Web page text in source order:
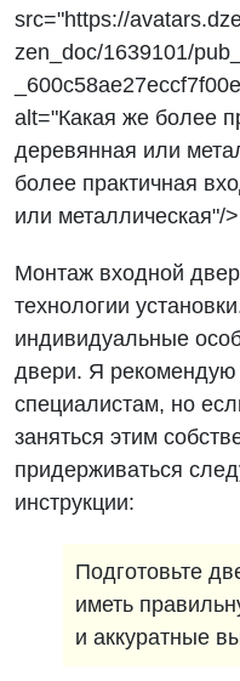
src="https://
zen_doc/1639101/
alt="Какая же более
деревянная или
более практичная
или металлическая"/>
Монтаж входной
технологии
индивидуальные
двери. Я
специалистам, но
заняться этим
придерживаться
инструкции:
Подготовьте
иметь
и аккуратные